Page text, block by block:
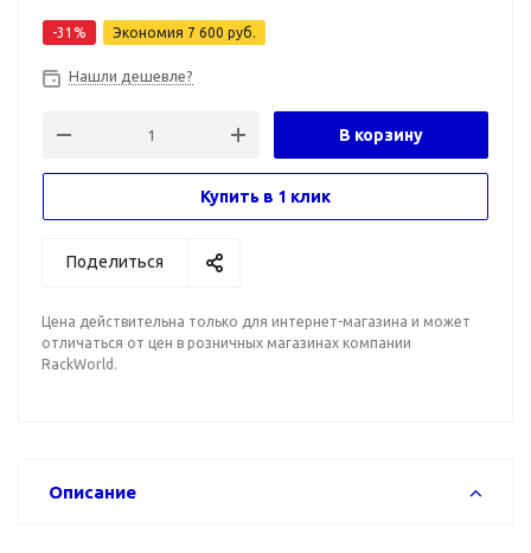
-31 % Экономия 7 600 руб.
Нашли дешевле?
В корзину
Купить в 1 клик
Поделиться
Цена действительна только для интернет-магазина и может
отличаться от цен в розничных магазинах компании
RackWorld.
Описание